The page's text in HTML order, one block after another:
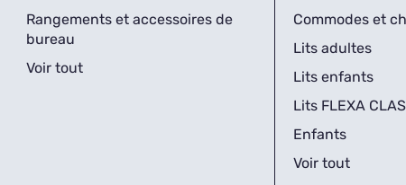
Rangements et accessoires de
bureau
Voir tout
Commodes et
Lits adultes
Lits enfants
Lits FLEXA
Enfants
Voir tout